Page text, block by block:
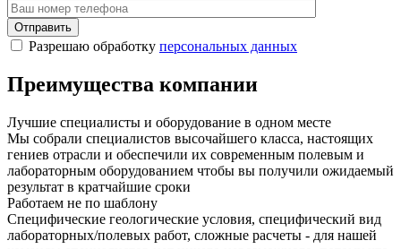
Отправить
Разрешаю обработку персональных данных
Преимущества компании
Лучшие специалисты и оборудование в одном месте
Мы собрали специалистов высочайшего класса, настоящих
гениев отрасли и обеспечили их современным полевым и
лабораторным оборудованием чтобы вы получили ожидаемый
результат в кратчайшие сроки
Работаем не по шаблону
Специфические геологические условия, специфический вид
лабораторных/полевых работ, сложные расчеты - для нашей